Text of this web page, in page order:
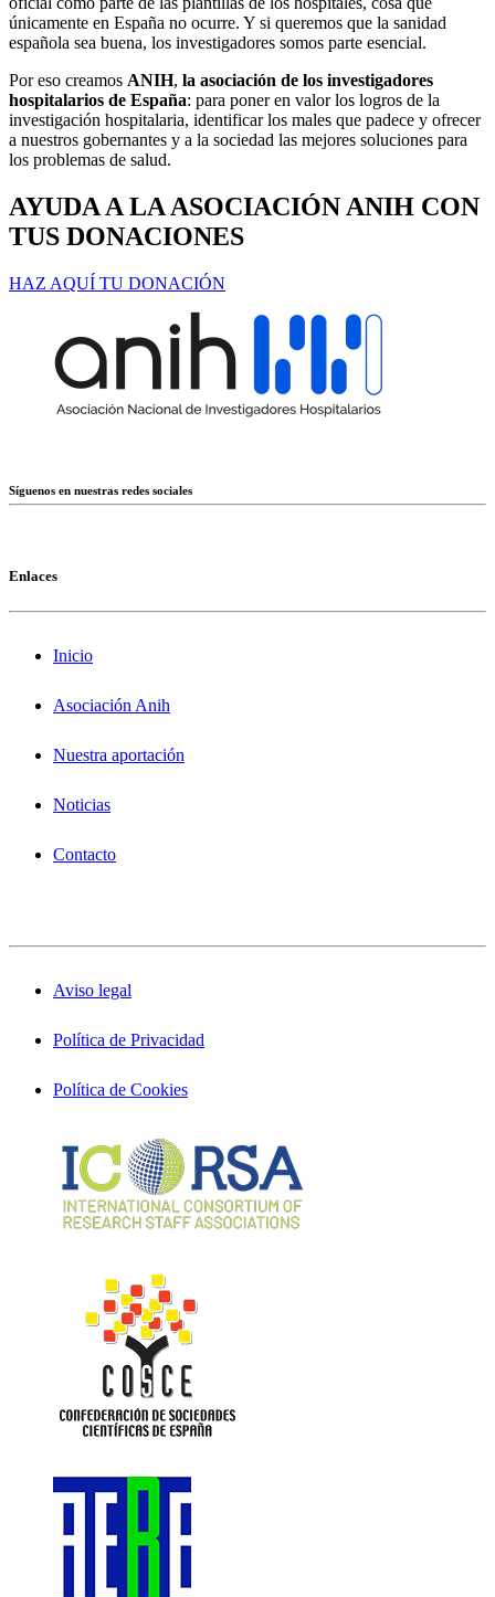
únicamente en España no ocurre. Y si queremos que la sanidad
española sea buena, los investigadores somos parte esencial.
Por eso creamos ANIH, la asociación de los investigadores
hospitalarios de España: para poner en valor los logros de la
investigación hospitalaria, identificar los males que padece y ofrecer
a nuestros gobernantes y a la sociedad las mejores soluciones para
los problemas de salud.
AYUDA A LA ASOCIACIÓN ANIH CON
TUS DONACIONES
HAZ AQUÍ TU DONACIÓN
Síguenos en nuestras redes sociales
Enlaces
Inicio
Asociación Anih
Nuestra aportación
Noticias
Contacto
Aviso legal
Política de Privacidad
Política de Cookies